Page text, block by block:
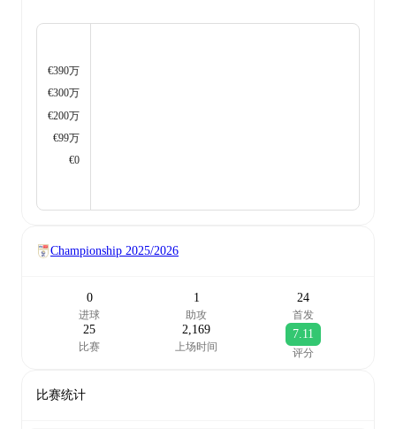
€390万
€300万
€200万
€99万
€0
Championship 2025/2026
0
进球
1
助攻
24
首发
25
比赛
2,169
上场时间
7.11
评分
比赛统计